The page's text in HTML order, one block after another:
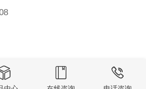
市川特电子科技有限公司 版权所有
 